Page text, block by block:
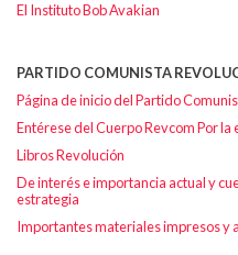
El Instituto Bob Avakian
PARTIDO COMUNISTA
Página de inicio del Partido
Entérese del Cuerpo Revcom Por
Libros Revolución
De interés e importancia actual y
estrategia
Importantes materiales impresos y